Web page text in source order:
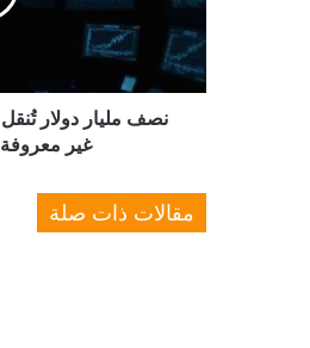
بولونيكس
إلى
محفظة
غير
معروفة:
ذلك؟
نصف مليار دولار
غير
مقالات ذات صلة